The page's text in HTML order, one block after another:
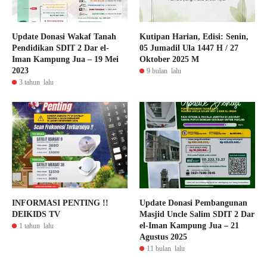
Update Donasi Wakaf Tanah
Pendidikan SDIT 2 Dar el-
Iman Kampung Jua – 19 Mei
2023
3 tahun lalu
Kutipan Harian, Edisi: Senin,
05 Jumadil Ula 1447 H / 27
Oktober 2025 M
9 bulan lalu
INFORMASI PENTING !!
DEIKIDS TV
1 tahun lalu
Update Donasi Pembangunan
Masjid Uncle Salim SDIT 2 Dar
el-Iman Kampung Jua – 21
Agustus 2025
11 bulan lalu